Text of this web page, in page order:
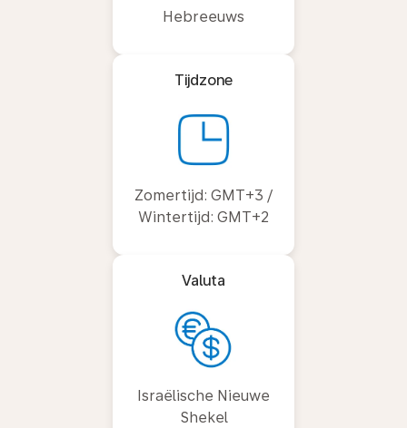
Hebreeuws
Tijdzone
Zomertijd: GMT+3 /
Wintertijd: GMT+2
Valuta
Israëlische Nieuwe
Shekel